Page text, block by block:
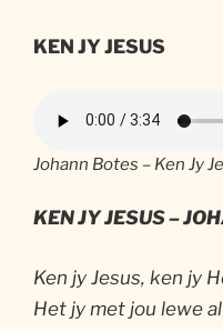
KEN JY JESUS
Johann Botes – Ken Jy
KEN JY JESUS –
Ken jy Jesus, ken jy
Het jy met jou lewe